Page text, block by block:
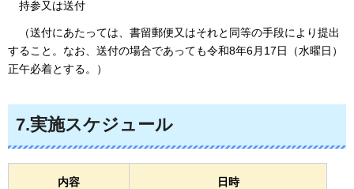
持参又は送付
（送付にあたっては、書留郵便又はそれと同等の手段により提出
すること。なお、送付の場合であっても令和8年6月17日（水曜日）
正午必着とする。）
7.実施スケジュール
内容 日時